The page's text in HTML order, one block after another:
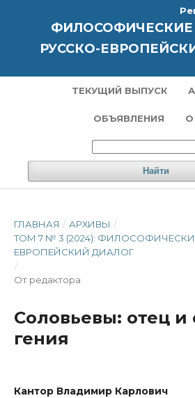
РУССКО-
ТЕКУЩИЙ ВЫПУСК
ОБЪЯВЛЕНИЯ О
Найти
ГЛАВНАЯ / АРХИВЫ /
ТОМ 7 № 3 (2024):
ЕВРОПЕЙСКИЙ ДИАЛОГ
/
От редактора
Соловьевы: отец и
гения
Кантор Владимир Карлович